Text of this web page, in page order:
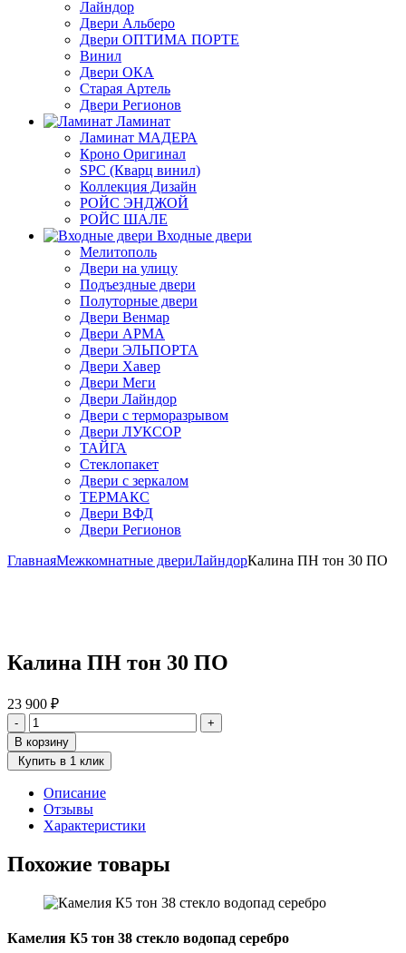
Лайндор
Двери Альберо
Двери ОПТИМА ПОРТЕ
Винил
Двери ОКА
Старая Артель
Двери Регионов
Ламинат
Ламинат МАДЕРА
Кроно Оригинал
SPC (Кварц винил)
Коллекция Дизайн
РОЙС ЭНДЖОЙ
РОЙС ШАЛЕ
Входные двери
Мелитополь
Двери на улицу
Подъездные двери
Полуторные двери
Двери Венмар
Двери АРМА
Двери ЭЛЬПОРТА
Двери Хавер
Двери Меги
Двери Лайндор
Двери с терморазрывом
Двери ЛУКСОР
ТАЙГА
Стеклопакет
Двери с зеркалом
ТЕРМАКС
Двери ВФД
Двери Регионов
ГлавнаяМежкомнатные двериЛайндорКалина ПН тон 30 ПО
Калина ПН тон 30 ПО
23 900 ₽
Количество
товара
Калина
ПН
-
+
В корзину
Купить в 1 клик
Описание
Отзывы
Характеристики
Похожие товары
Камелия К5 тон 38 стекло водопад серебро